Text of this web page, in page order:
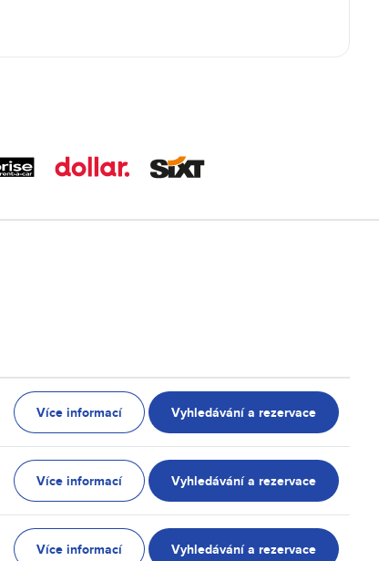
Více informací Vyhledávání a rezervace
Více informací Vyhledávání a rezervace
Více informací Vyhledávání a rezervace